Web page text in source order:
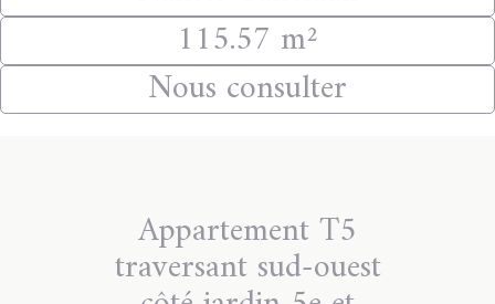
115.57 m²
Nous consulter
Appartement T5
traversant sud-ouest